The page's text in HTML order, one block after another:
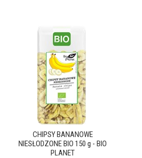
CHIPSY BANANOWE
NIESŁODZONE BIO 150 g - BIO
PLANET